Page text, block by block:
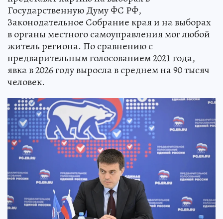
Государственную Думу ФС РФ,
Законодательное Собрание края и на выборах
в органы местного самоуправления мог любой
житель региона. По сравнению с
предварительным голосованием 2021 года,
явка в 2026 году выросла в среднем на 90 тысяч
человек.